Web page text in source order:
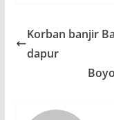
Korban banjir
dapur